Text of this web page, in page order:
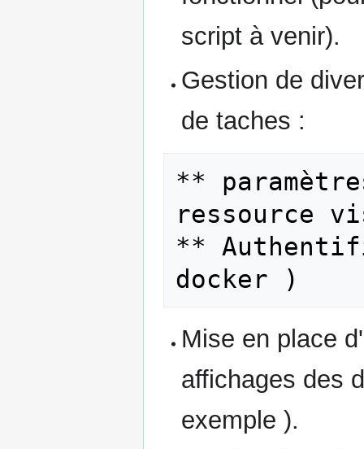
script à venir).
Gestion de
de taches :
**
ressource
**
Mise en place
affichages des
exemple ).